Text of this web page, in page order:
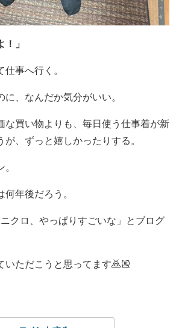
」
事へ行く。
、なんだか気分がいい。
な買い物よりも、毎日使う仕事着が新
が、ずっと嬉しかったりする。
年後だろう。
クロ、やっぱりすごいな」とブログ
いただこうと思ってます🙇🏼